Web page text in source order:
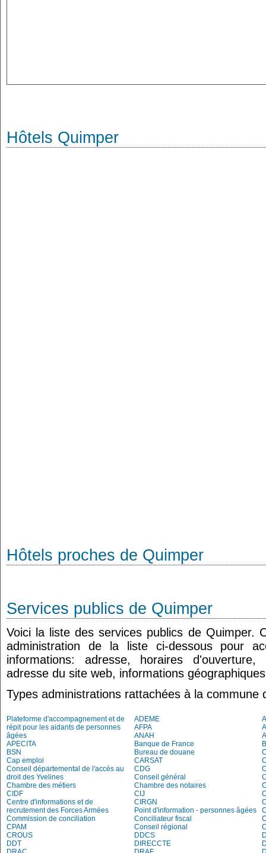
Hôtels Quimper
Hôtels proches de Quimper
Services publics de Quimper
Voici la liste des services publics de Quimper.
administration de la liste ci-dessous pour
informations: adresse, horaires
adresse du site web, informations
Types administrations rattachées à la commune
Plateforme d'accompagnement et de
répit pour les aidants de personnes
âgées
ADEME
AFPA
ANAH
APECITA
Banque de France
BSN
Bureau de douane
Cap emploi
CARSAT
Conseil départemental de l'accès au
droit des Yvelines
CDG
Conseil général
Chambre des métiers
Chambre des notaires
CIDF
CIJ
Centre d'informations et de
recrutement des Forces Armées
CIRGN
Point d'information - personnes âgées
Commission de conciliation
Conciliateur fiscal
CPAM
Conseil régional
CROUS
DDCS
DDT
DIRECCTE